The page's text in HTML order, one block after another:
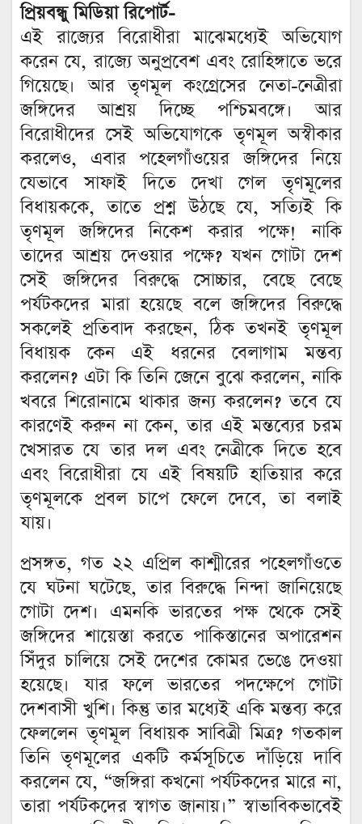
প্রিয়বন্ধু মিডিয়া রিপোর্ট-
এই রাজ্যের বিরোধীরা মাঝেমধ্যেই অভিযোগ
করেন যে, রাজ্যে অনুপ্রবেশ এবং রোহিঙ্গাতে ভরে
গিয়েছে। আর তৃণমূল কংগ্রেসের নেতা-নেত্রীরা
জঙ্গিদের আশ্রয় দিচ্ছে পশ্চিমবঙ্গে। আর
বিরোধীদের সেই অভিযোগকে তৃণমূল অস্বীকার
করলেও, এবার পহেলগাঁওয়ের জঙ্গিদের নিয়ে
যেভাবে সাফাই দিতে দেখা গেল তৃণমূলের
বিধায়ককে, তাতে প্রশ্ন উঠছে যে, সত্যিই কি
তৃণমূল জঙ্গিদের নিকেশ করার পক্ষে! নাকি
তাদের আশ্রয় দেওয়ার পক্ষে? যখন গোটা দেশ
সেই জঙ্গিদের বিরুদ্ধে সোচ্চার, বেছে বেছে
পর্যটকদের মারা হয়েছে বলে জঙ্গিদের বিরুদ্ধে
সকলেই প্রতিবাদ করছেন, ঠিক তখনই তৃণমূল
বিধায়ক কেন এই ধরনের বেলাগাম মন্তব্য
করলেন? এটা কি তিনি জেনে বুঝে করলেন, নাকি
খবরে শিরোনামে থাকার জন্য করলেন? তবে যে
কারণেই করুন না কেন, তার এই মন্তব্যের চরম
খেসারত যে তার দল এবং নেত্রীকে দিতে হবে
এবং বিরোধীরা যে এই বিষয়টি হাতিয়ার করে
তৃণমূলকে প্রবল চাপে ফেলে দেবে, তা বলাই
যায়।
প্রসঙ্গত, গত ২২ এপ্রিল কাশ্মীরের পহেলগাঁওতে
যে ঘটনা ঘটেছে, তার বিরুদ্ধে নিন্দা জানিয়েছে
গোটা দেশ। এমনকি ভারতের পক্ষ থেকে সেই
জঙ্গিদের শায়েস্তা করতে পাকিস্তানের অপারেশন
সিঁদুর চালিয়ে সেই দেশের কোমর ভেঙে দেওয়া
হয়েছে। যার ফলে ভারতের পদক্ষেপে গোটা
দেশবাসী খুশি। কিন্তু তার মধ্যেই একি মন্তব্য করে
ফেললেন তৃণমূল বিধায়ক সাবিত্রী মিত্র? গতকাল
তিনি তৃণমূলের একটি কর্মসূচিতে দাঁড়িয়ে দাবি
করলেন যে, “জঙ্গিরা কখনো পর্যটকদের মারে না,
তারা পর্যটকদের স্বাগত জানায়।” স্বাভাবিকভাবেই